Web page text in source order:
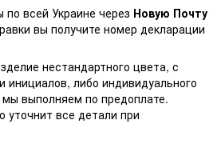
всей Украине через Новую Почту
вы получите номер декларации
нестандартного цвета, с
инициалов, либо индивидуального
выполняем по предоплате.
уточнит все детали при